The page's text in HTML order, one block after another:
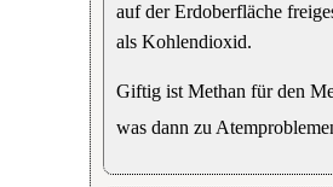
auf der Erdoberfläche
als Kohlendioxid.
Giftig ist Methan für den
was dann zu